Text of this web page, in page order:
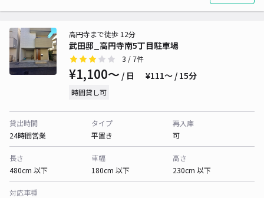
武田邸_高円寺南5丁目駐車場
高円寺まで徒歩 12分
3 / 7件
¥1,100〜 / 日 ¥111〜 / 15分
時間貸し可
貸出時間
24時間営業
タイプ
平置き
再入庫
可
長さ
480cm 以下
車幅
180cm 以下
高さ
230cm 以下
対応車種